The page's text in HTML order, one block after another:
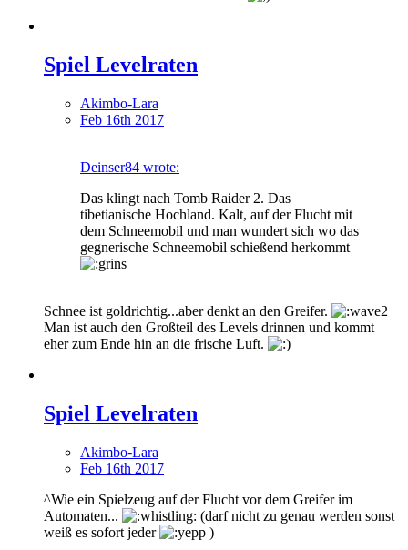
Spiel Levelraten
Akimbo-Lara
Feb 16th 2017
Deinser84 wrote:
Das klingt nach Tomb Raider 2. Das
tibetianische Hochland. Kalt, auf der Flucht mit
dem Schneemobil und man wundert sich wo das
gegnerische Schneemobil schießend herkommt
Schnee ist goldrichtig...aber denkt an den Greifer.
Man ist auch den Großteil des Levels drinnen und kommt
eher zum Ende hin an die frische Luft.
Spiel Levelraten
Akimbo-Lara
Feb 16th 2017
^Wie ein Spielzeug auf der Flucht vor dem Greifer im
Automaten...
(darf nicht zu genau werden sonst
weiß es sofort jeder
)